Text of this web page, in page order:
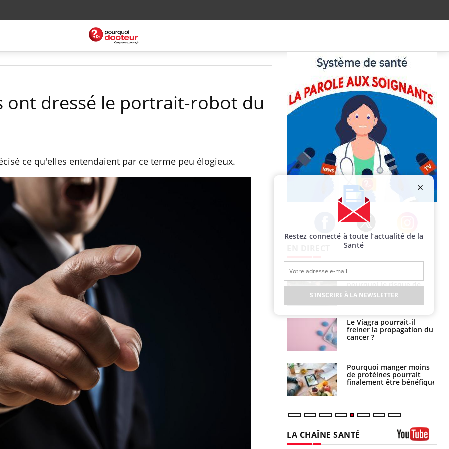
ont dressé le portrait-robot du
ce qu'elles entendaient par ce terme peu élogieux.
Facebook Twitter Instagram
Chikungunya, dengue,
West Nile : que se passe-
t-il dans le sud de la
France ?
Les médicaments GLP-1
protègent-ils aussi les os
?
Cytomégalovirus : ce qui
change dans la prise en
charge des femmes
enceintes
pourquoi le risque de
noyade grimpe-t-il ?
Le Viagra pourrait-il
freiner la propagation du
cancer ?
Pourquoi manger moins
de protéines pourrait
finalement être bénéfique
Restez connecté à toute l’actualité de la
Santé
S'INSCRIRE À LA NEWSLETTER